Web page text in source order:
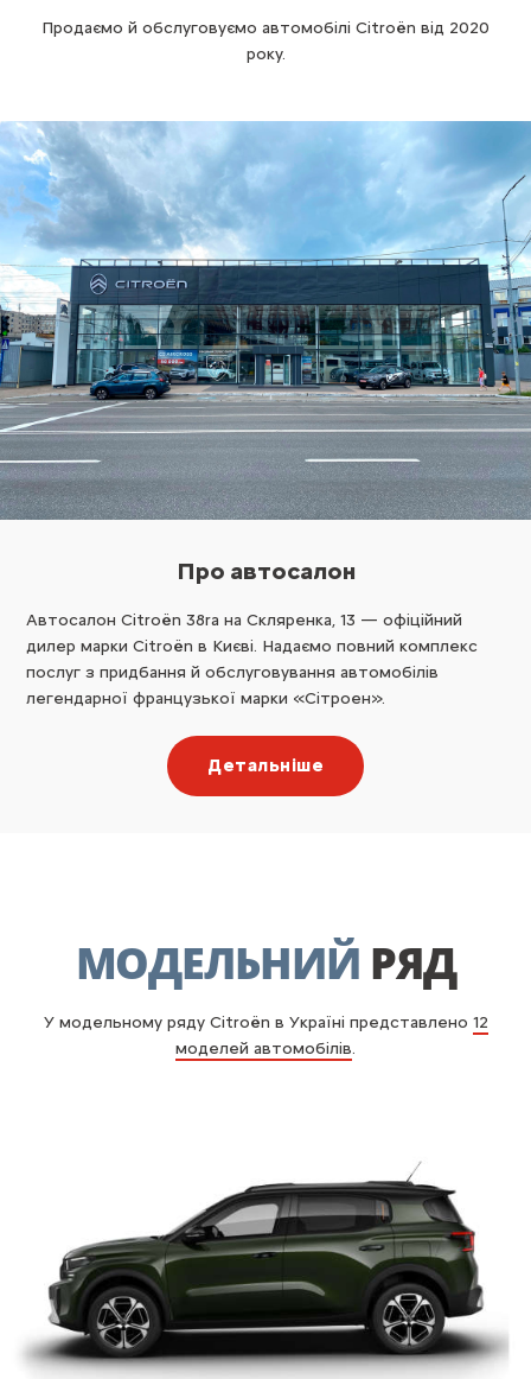
Продаємо й обслуговуємо автомобілі Citroën від 2020
року.
Про автосалон
Автосалон Citroën 38ra на Скляренка, 13 — офіційний
дилер марки Citroën в Києві. Надаємо повний комплекс
послуг з придбання й обслуговування автомобілів
легендарної французької марки «Сітроен».
Детальніше
МОДЕЛЬНИЙ РЯД
У модельному ряду Citroën в Україні представлено 12
моделей автомобілів.